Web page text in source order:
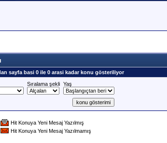
sayfa basi 0 ile 0 arasi kadar konu gösteriliyor
Sıralama şekli Yaş
Hit Konuya Yeni Mesaj Yazılmış
Hit Konuya Yeni Mesaj Yazılmamış